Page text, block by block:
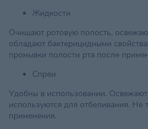
Жидкости
Очищают ротовую полость,
обладают бактерицидными
промывки полости рта после
Спреи
Удобны в использовании.
используются для отбеливания. Не
применения.